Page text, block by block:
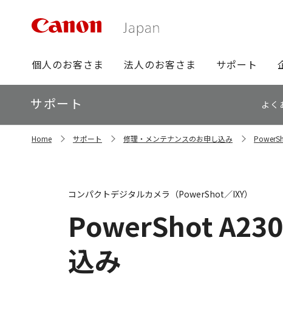
グ
ロ
ー
バ
ビ
個人のお客さま 法人のお客さま サポート
ロ
ー
カ
ル
サポート よく
Home サポート 修理・メンテナンスのお申し込み
PowerShot
込み
コンパクトデジタルカメラ（PowerShot／IXY）